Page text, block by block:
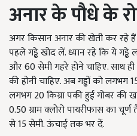
अनार के पौधे के
अगर किसान अनार की खेती कर रहे हैं
पहले गड्ढे खोद लें. ध्यान रहे कि ये
और 60 सेमी गहरे होने चाहिए. साथ
की होनी चाहिए. अब गड्ढों को
लगभग 20 किग्रा पकी हुई गोबर की
0.50 ग्राम क्लोरो पायरीफास का
से 15 सेमी. ऊंचाई तक भर दें.